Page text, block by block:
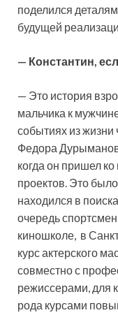
поделился
будущей
— Константин,
— Это история
мальчика к
событиях из
Федора
когда он пришел
проектов. Это
находился в
очередь
киношколе, в
курс актерского
совместно с
режиссерами, для
рода курсами